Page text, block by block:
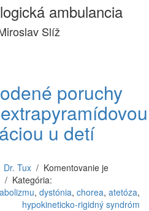
ambulancia
Slíž
poruchy
u detí
Dr. Tux / Komentovanie je
/ Kategória:
, dystónia, chorea, atetóza,
hypokineticko-rigidný syndróm